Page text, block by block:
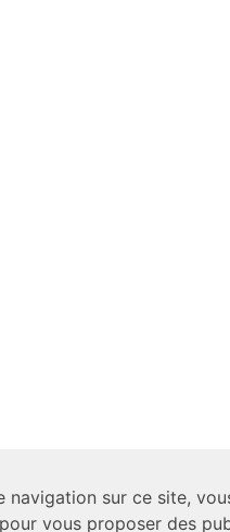
navigation sur ce site,
vous proposer des